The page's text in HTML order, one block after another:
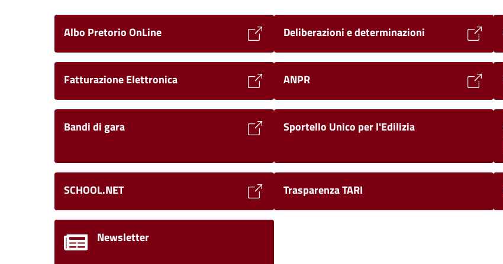
Albo Pretorio OnLine Deliberazioni e determinazioni
Fatturazione Elettronica ANPR
Bandi di gara Sportello Unico per l'Edilizia
SCHOOL.NET Trasparenza TARI
Newsletter